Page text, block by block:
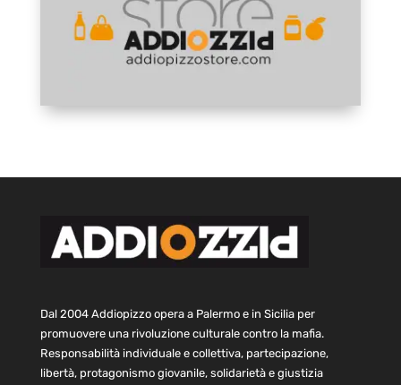
Dal 2004 Addiopizzo opera a Palermo e in Sicilia per
promuovere una rivoluzione culturale contro la mafia.
Responsabilità individuale e collettiva, partecipazione,
libertà, protagonismo giovanile, solidarietà e giustizia